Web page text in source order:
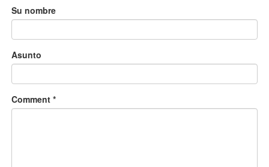
Su nombre
Asunto
Comment *